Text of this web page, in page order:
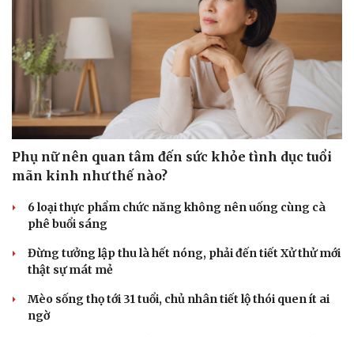
Hạt giống tâm hồn
Phụ nữ nên quan tâm đến sức khỏe tình dục tuổi
mãn kinh như thế nào?
6 loại thực phẩm chức năng không nên uống cùng cà
phê buổi sáng
Đừng tưởng lập thu là hết nóng, phải đến tiết Xử thử mới
thật sự mát mẻ
Mèo sống thọ tới 31 tuổi, chủ nhân tiết lộ thói quen ít ai
ngờ